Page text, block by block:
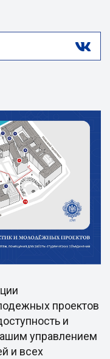
проектов
и
управлением
и всех